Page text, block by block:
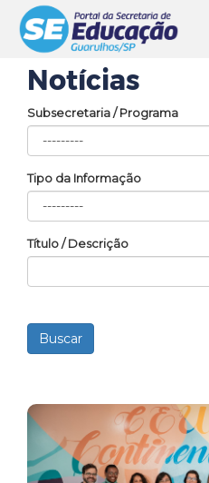
Notícias
Subsecretaria / Programa
Tipo da Informação
Título / Descrição